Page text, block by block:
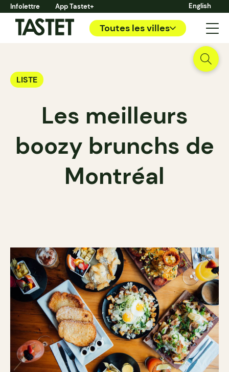
Infolettre App Tastet+ English
Toutes les villes
LISTE
Les meilleurs
boozy brunchs de
Montréal